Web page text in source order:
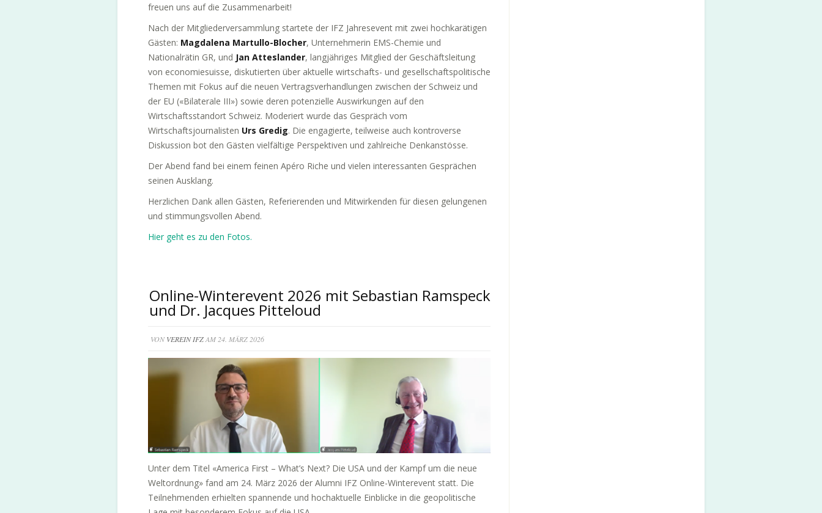
freuen uns auf die Zusammenarbeit!
Nach der Mitgliederversammlung startete der IFZ Jahresevent mit zwei hochkarätigen
Gästen: Magdalena Martullo-Blocher, Unternehmerin EMS-Chemie und
Nationalrätin GR, und Jan Atteslander, langjähriges Mitglied der Geschäftsleitung
von economiesuisse, diskutierten über aktuelle wirtschafts- und gesellschaftspolitische
Themen mit Fokus auf die neuen Vertragsverhandlungen zwischen der Schweiz und
der EU («Bilaterale III») sowie deren potenzielle Auswirkungen auf den
Wirtschaftsstandort Schweiz. Moderiert wurde das Gespräch vom
Wirtschaftsjournalisten Urs Gredig. Die engagierte, teilweise auch kontroverse
Diskussion bot den Gästen vielfältige Perspektiven und zahlreiche Denkanstösse.
Der Abend fand bei einem feinen Apéro Riche und vielen interessanten Gesprächen
seinen Ausklang.
Herzlichen Dank allen Gästen, Referierenden und Mitwirkenden für diesen gelungenen
und stimmungsvollen Abend.
Hier geht es zu den Fotos.
Online-Winterevent 2026 mit Sebastian Ramspeck
und Dr. Jacques Pitteloud
VONVEREIN IFZAM 24. MÄRZ 2026
Unter dem Titel «America First – What’s Next? Die USA und der Kampf um die neue
Weltordnung» fand am 24. März 2026 der Alumni IFZ Online-Winterevent statt. Die
Teilnehmenden erhielten spannende und hochaktuelle Einblicke in die geopolitische